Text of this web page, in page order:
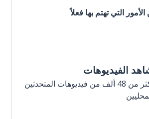
التي تهتم بها فعلاً
الفيديوهات
أكثر من 48 ألف من فيديوهات المتحدثين